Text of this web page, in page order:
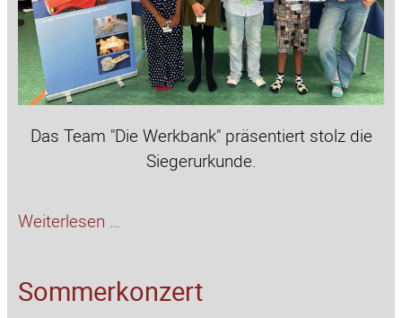
Das Team "Die Werkbank" präsentiert stolz die
Siegerurkunde.
Weiterlesen …
Wettbewerb
Sommerkonzert